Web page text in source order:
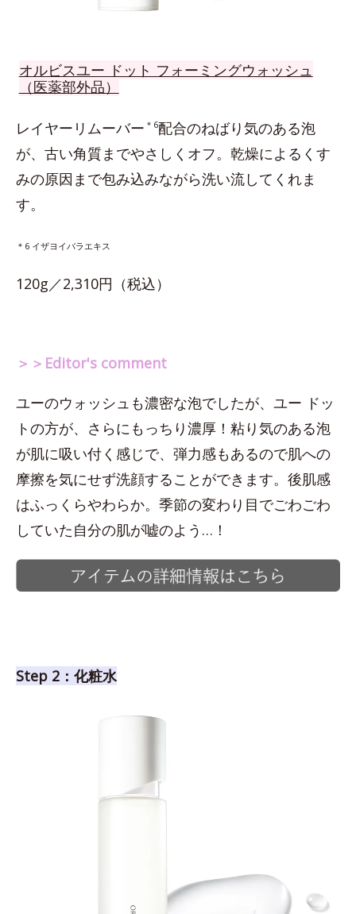
オルビスユー ドット フォーミングウォッシュ
（医薬部外品）
レイヤーリムーバー ＊6配合のねばり気のある泡
が、古い角質までやさしくオフ。乾燥によるくす
みの原因まで包み込みながら洗い流してくれま
す。
＊6 イザヨイバラエキス
120g／2,310円（税込）
＞＞Editor's comment
ユーのウォッシュも濃密な泡でしたが、ユー ドッ
トの方が、さらにもっちり濃厚！粘り気のある泡
が肌に吸い付く感じで、弾力感もあるので肌への
摩擦を気にせず洗顔することができます。後肌感
はふっくらやわらか。季節の変わり目でごわごわ
していた自分の肌が嘘のよう…！
Step 2：化粧水